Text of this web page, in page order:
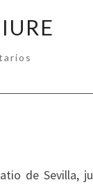
de Sevilla,